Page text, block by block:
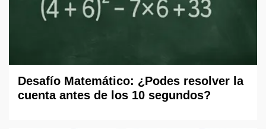
Desafío Matemático: ¿Podes resolver la
cuenta antes de los 10 segundos?